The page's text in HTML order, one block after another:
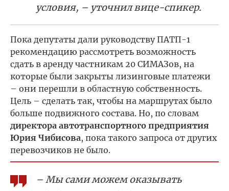
условия, – уточнил вице-спикер.
Пока депутаты дали руководству ПАТП-1
рекомендацию рассмотреть возможность
сдать в аренду частникам 20 СИМАЗов, на
которые были закрыты лизинговые платежи
– они перешли в областную собственность.
Цель – сделать так, чтобы на маршрутах было
больше подвижного состава. Но, по словам
директора автотранспортного предприятия
Юрия Чибисова, пока такого запроса от других
перевозчиков не было.
– Мы сами можем оказывать